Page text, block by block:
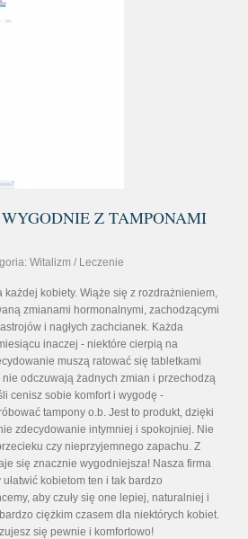
Z TAMPONAMI
Witalizm / Leczenie
każdej kobiety. Wiąże się z rozdrażnieniem,
zmianami hormonalnymi, zachodzącymi
i nagłych zachcianek. Każda
inaczej - niektóre cierpią na
muszą ratować się tabletkami
odczuwają żadnych zmian i przechodzą
cenisz sobie komfort i wygodę -
tampony o.b. Jest to produkt, dzięki
zdecydowanie intymniej i spokojniej. Nie
czy nieprzyjemnego zapachu. Z
się znacznie wygodniejsza! Nasza firma
kobietom ten i tak bardzo
aby czuły się one lepiej, naturalniej i
ciężkim czasem dla niektórych kobiet.
się pewnie i komfortowo!